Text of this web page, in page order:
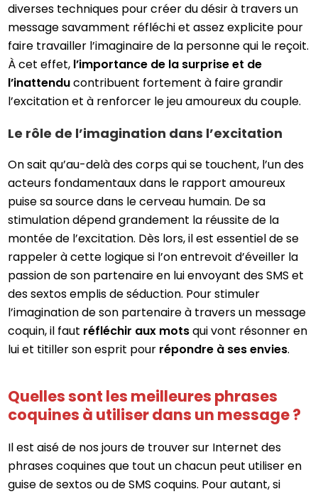
diverses techniques pour créer du désir à travers un
message savamment réfléchi et assez explicite pour
faire travailler l’imaginaire de la personne qui le reçoit.
À cet effet, l’importance de la surprise et de
l’inattenducontribuent fortement à faire grandir
l’excitation et à renforcer le jeu amoureux du couple.
Le rôle de l’imagination dans l’excitation
On sait qu’au-delà des corps qui se touchent, l’un des
acteurs fondamentaux dans le rapport amoureux
puise sa source dans le cerveau humain. De sa
stimulation dépend grandement la réussite de la
montée de l’excitation. Dès lors, il est essentiel de se
rappeler à cette logique si l’on entrevoit d’éveiller la
passion de son partenaire en lui envoyant des SMS et
des sextos emplis de séduction. Pour stimuler
l’imagination de son partenaire à travers un message
coquin, il faut réfléchir aux motsqui vont résonner en
lui et titiller son esprit pour répondre à ses envies.
Quelles sont les meilleures phrases
coquines à utiliser dans un message ?
Il est aisé de nos jours de trouver sur Internet des
phrases coquines que tout un chacun peut utiliser en
guise de sextos ou de SMS coquins. Pour autant, si